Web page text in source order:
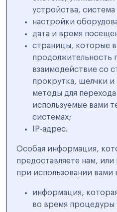
устройства,
настройки
дата и время
страницы, которые
продолжительность
взаимодействие со
прокрутка, щелчки
методы для
используемые вами
системах;
IP-адрес.
Особая информация,
предоставляете нам,
при использовании вами
информация,
во время процедуры